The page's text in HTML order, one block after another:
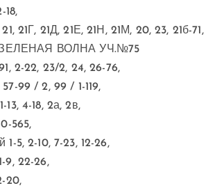
18,
21Г, 21Д, 21Е, 21Н, 21М, 20, 23, 21б-71,
ВОЛНА УЧ.№75
2-22, 23/2, 24, 26-76,
99 / 2, 99 / 1-119,
4-18, 2а, 2в,
565,
1-5, 2-10, 7-23, 12-26,
9, 22-26,
20,